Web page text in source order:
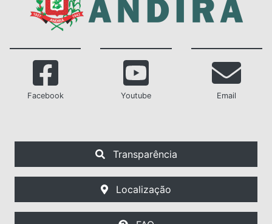
Facebook Youtube Email
Transparência
Localização